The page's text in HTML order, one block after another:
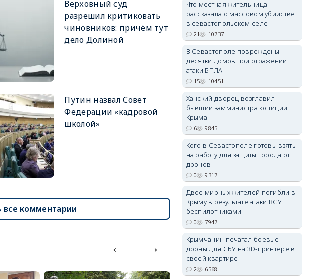
Верховный суд
разрешил критиковать
чиновников: причём тут
дело Долиной
Путин назвал Совет
Федерации «кадровой
школой»
все комментарии
erid: 2SDnjdPjgYS
erid: 2SDnjdvhGXG
Что местная жительница
рассказала о массовом убийстве
в севастопольском селе
21 10737
В Севастополе повреждены
десятки домов при отражении
атаки БПЛА
15 10451
Ханский дворец возглавил
бывший замминистра юстиции
Крыма
6 9845
Кого в Севастополе готовы взять
на работу для защиты города от
дронов
0 9317
Двое мирных жителей погибли в
Крыму в результате атаки ВСУ
беспилотниками
0 7947
Крымчанин печатал боевые
дроны для СБУ на 3D-принтере в
своей квартире
2 6568